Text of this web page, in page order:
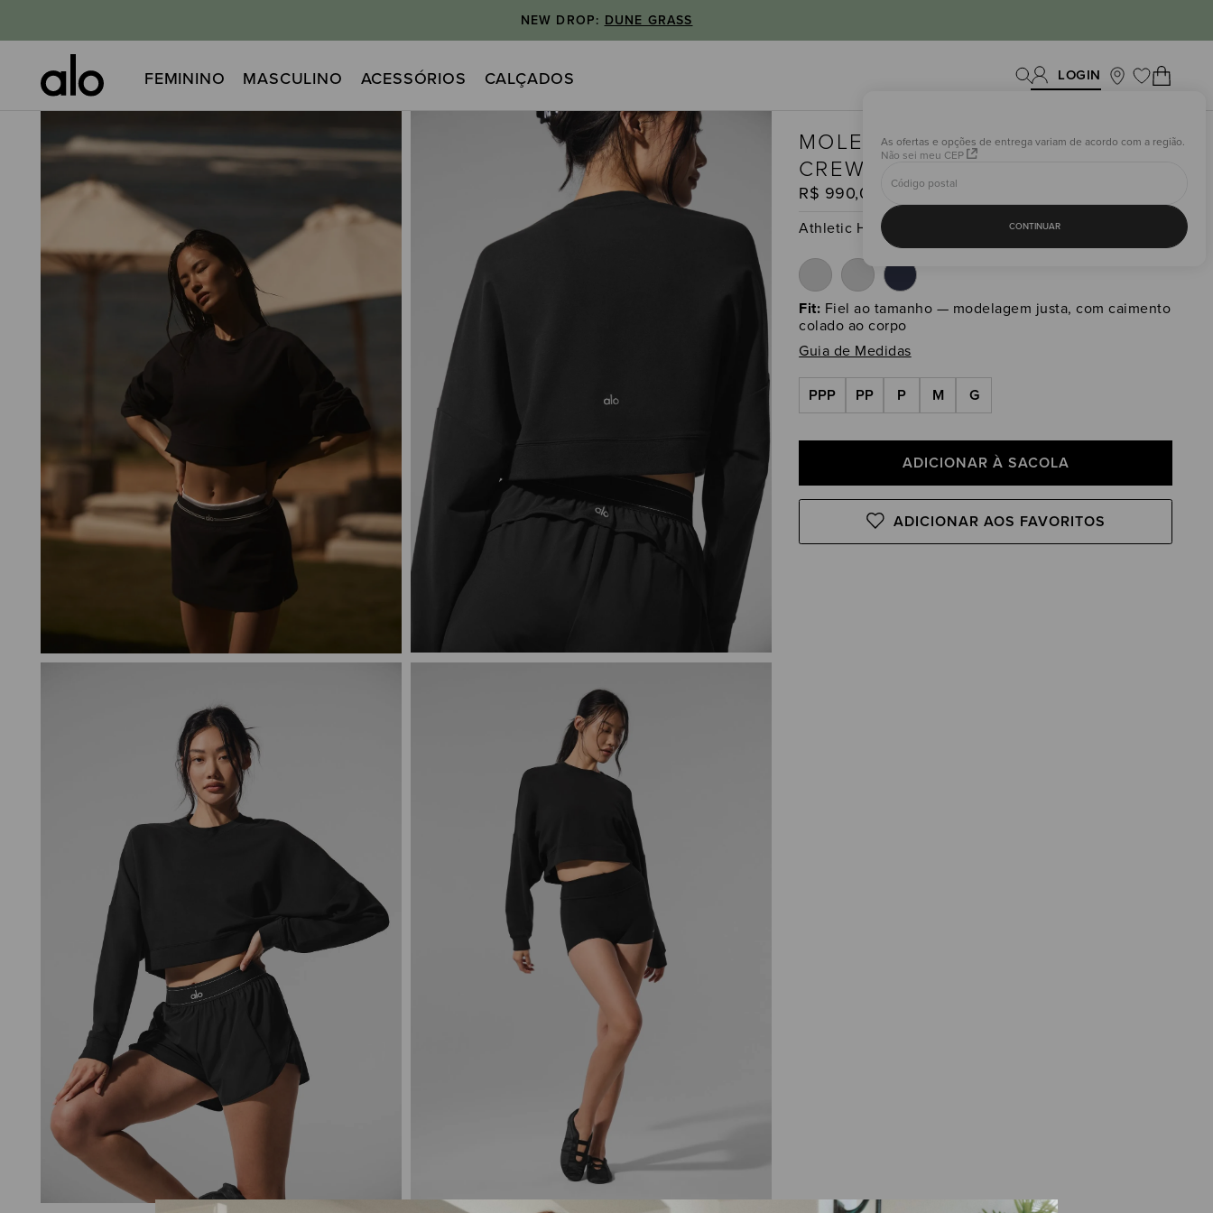
NEW DROP: DUNE GRASS
FEMININO MASCULINO ACESSÓRIOS CALÇADOS
As ofertas e opções de entrega variam de acordo com a região.
Não sei meu CEP
CONTINUAR
MOLETOM CROPPED SWAY
CREW NECK
R$ 990,00
Athletic Heather Grey Ver todos)
Fit: Fiel ao tamanho — modelagem justa, com caimento
colado ao corpo
Guia de Medidas
PPP PP P M G